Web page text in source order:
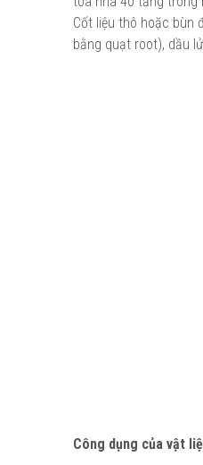
Cốt liệu thô hoặc bùn
bằng quạt root), dầu
Công dụng của vật